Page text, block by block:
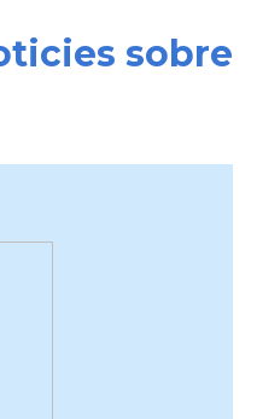
sobre